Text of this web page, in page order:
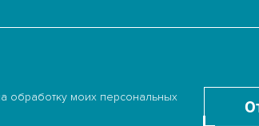
обработку моих персональных